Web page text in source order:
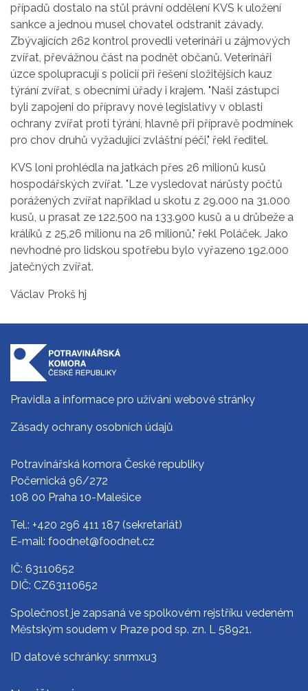
případů dostalo na stůl právní oddělení KVS k uložení
sankce a jednou musel chovatel odstranit závady.
Zbývajících 262 kontrol provedli veterináři u zájmových
zvířat, převážnou část na podnět občanů. Veterináři
úzce spolupracují s policií při řešení složitějších kauz
týrání zvířat, s obecními úřady i krajem. "Naši zástupci
byli zapojeni do přípravy nové legislativy v oblasti
ochrany zvířat proti týrání, hlavně při přípravě podmínek
pro chov druhů vyžadující zvláštní péči," řekl ředitel.
KVS loni prohlédla na jatkách přes 26 milionů kusů
hospodářských zvířat. "Lze vysledovat nárůsty počtů
porážených zvířat například u skotu z 29.000 na 31.000
kusů, u prasat ze 122.500 na 133.900 kusů a u drůbeže a
králíků z 25,26 milionu na 26 milionů," řekl Poláček. Jako
nevhodné pro lidskou spotřebu bylo vyřazeno 192.000
jatečných zvířat.
Václav Prokš hj
Pravidla a informace pro užívání webové stránky
Zásady ochrany osobních údajů
Potravinářská komora České republiky
Počernická 96/272
108 00 Praha 10-Malešice
Tel.: +420 296 411 187 (sekretariát)
E-mail: foodnet@foodnet.cz
IČ: 63110652
DIČ: CZ63110652
Společnost je zapsaná ve spolkovém rejstříku vedeném
Městským soudem v Praze pod sp. zn. L 58921.
ID datové schránky: snrmxu3